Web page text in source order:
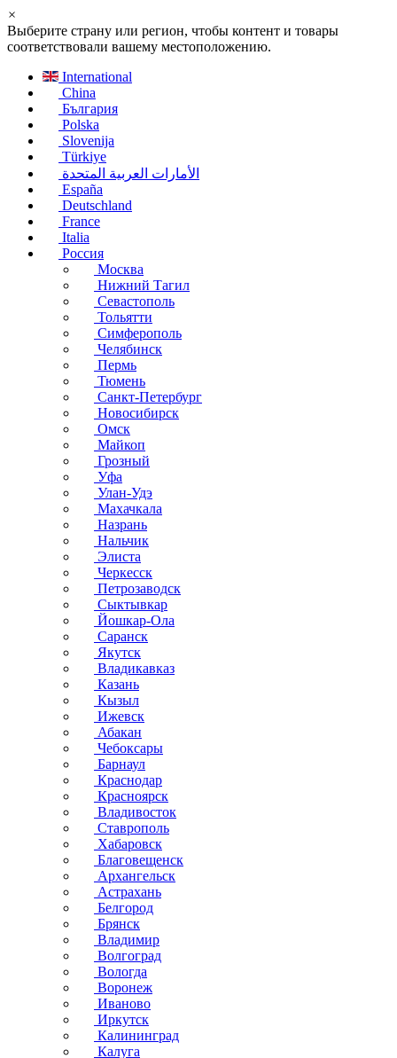
×
Выберите страну или регион, чтобы контент и товары
соответствовали вашему местоположению.
International
China
България
Polska
Slovenija
Türkiye
الأمارات العربية المتحدة
España
Deutschland
France
Italia
Россия
Москва
Нижний Тагил
Севастополь
Тольятти
Симферополь
Челябинск
Пермь
Тюмень
Санкт-Петербург
Новосибирск
Омск
Майкоп
Грозный
Уфа
Улан-Удэ
Махачкала
Назрань
Нальчик
Элиста
Черкесск
Петрозаводск
Сыктывкар
Йошкар-Ола
Саранск
Якутск
Владикавказ
Казань
Кызыл
Ижевск
Абакан
Чебоксары
Барнаул
Краснодар
Красноярск
Владивосток
Ставрополь
Хабаровск
Благовещенск
Архангельск
Астрахань
Белгород
Брянск
Владимир
Волгоград
Вологда
Воронеж
Иваново
Иркутск
Калининград
Калуга